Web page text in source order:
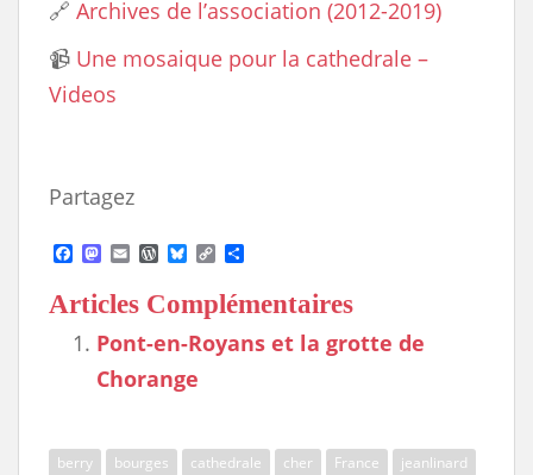
🔗 Archives de l’association (2012-2019)
📹 Une mosaique pour la cathedrale –
Videos
Partagez
a
e
b
o
M
a
s
t
o
d
o
n
E
m
i
W
o
r
d
r
s
B
e
s
k
C
o
p
y
i
r
Articles Complémentaires
Pont-en-Royans et la grotte de
Chorange
berry bourges cathedrale cher France
jeanlinard